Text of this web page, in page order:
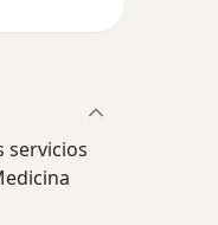
servicios